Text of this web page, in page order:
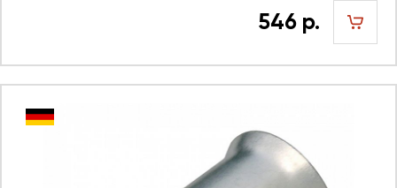
546 р.